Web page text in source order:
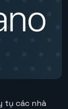
tụ các nhà